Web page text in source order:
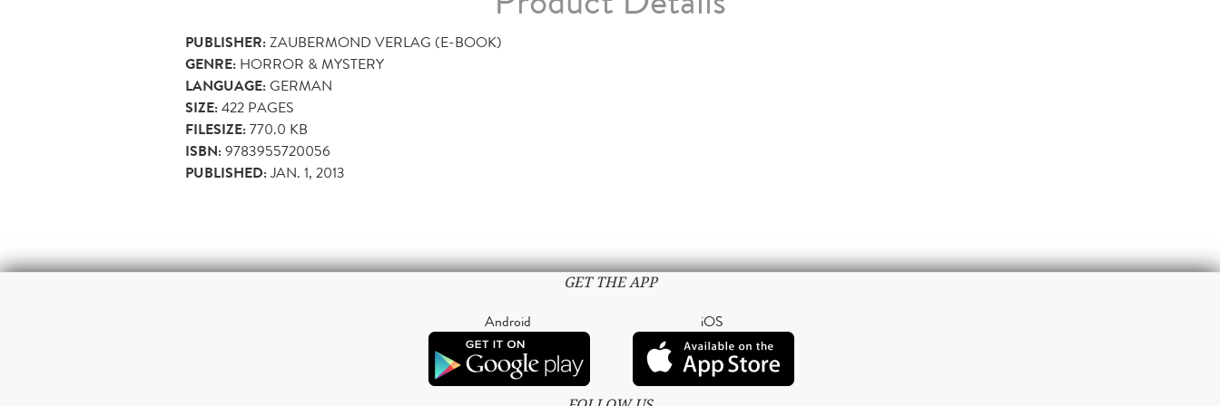
PUBLISHER:ZAUBERMOND VERLAG (E-BOOK)
GENRE: HORROR & MYSTERY
LANGUAGE:GERMAN
SIZE:422 PAGES
FILESIZE:770.0 KB
ISBN:9783955720056
PUBLISHED:JAN. 1, 2013
GET THE APP
Android iOS